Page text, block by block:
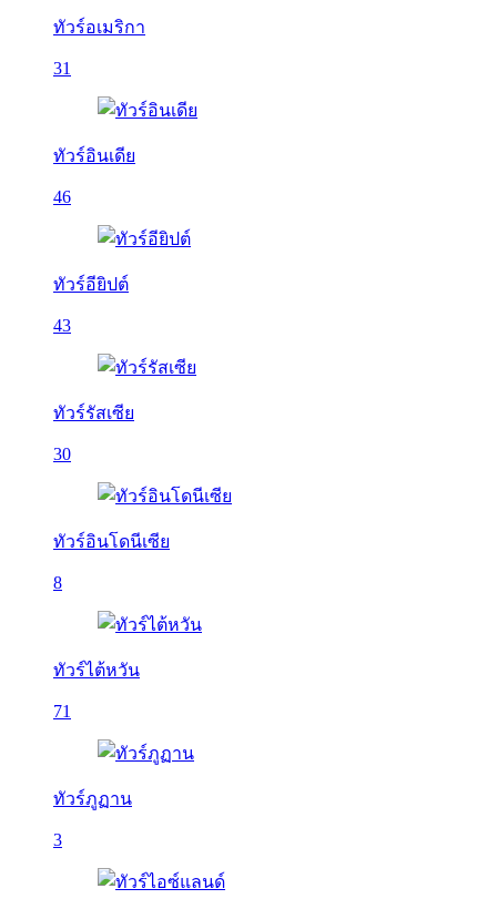
ทัวร์อเมริกา
31
ทัวร์อินเดีย
46
ทัวร์อียิปต์
43
ทัวร์รัสเซีย
30
ทัวร์อินโดนีเซีย
8
ทัวร์ไต้หวัน
71
ทัวร์ภูฏาน
3